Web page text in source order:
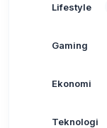
Lifestyle
Gaming
Ekonomi
Teknologi